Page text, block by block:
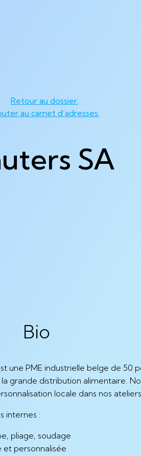
Retour au dossier.
au carnet d’adresses.
SA
Bio
une PME industrielle belge de 50
grande distribution alimentaire.
locale dans nos
internes :
pliage, soudage
et personnalisée